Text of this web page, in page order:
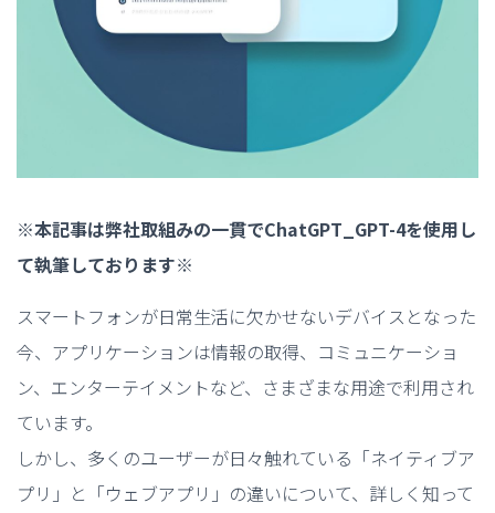
※本記事は弊社取組みの一貫でChatGPT_GPT-4を使用し
て執筆しております※
スマートフォンが日常生活に欠かせないデバイスとなった
今、アプリケーションは情報の取得、コミュニケーショ
ン、エンターテイメントなど、さまざまな用途で利用され
ています。
しかし、多くのユーザーが日々触れている「ネイティブア
プリ」と「ウェブアプリ」の違いについて、詳しく知って